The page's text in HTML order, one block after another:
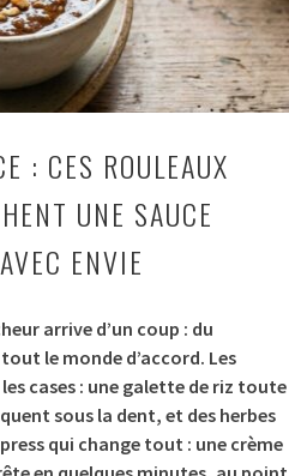
: CES ROULEAUX
UNE SAUCE
ENVIE
arrive d’un coup : du
le monde d’accord. Les
cases : une galette de riz toute
sous la dent, et des herbes
qui change tout : une crème